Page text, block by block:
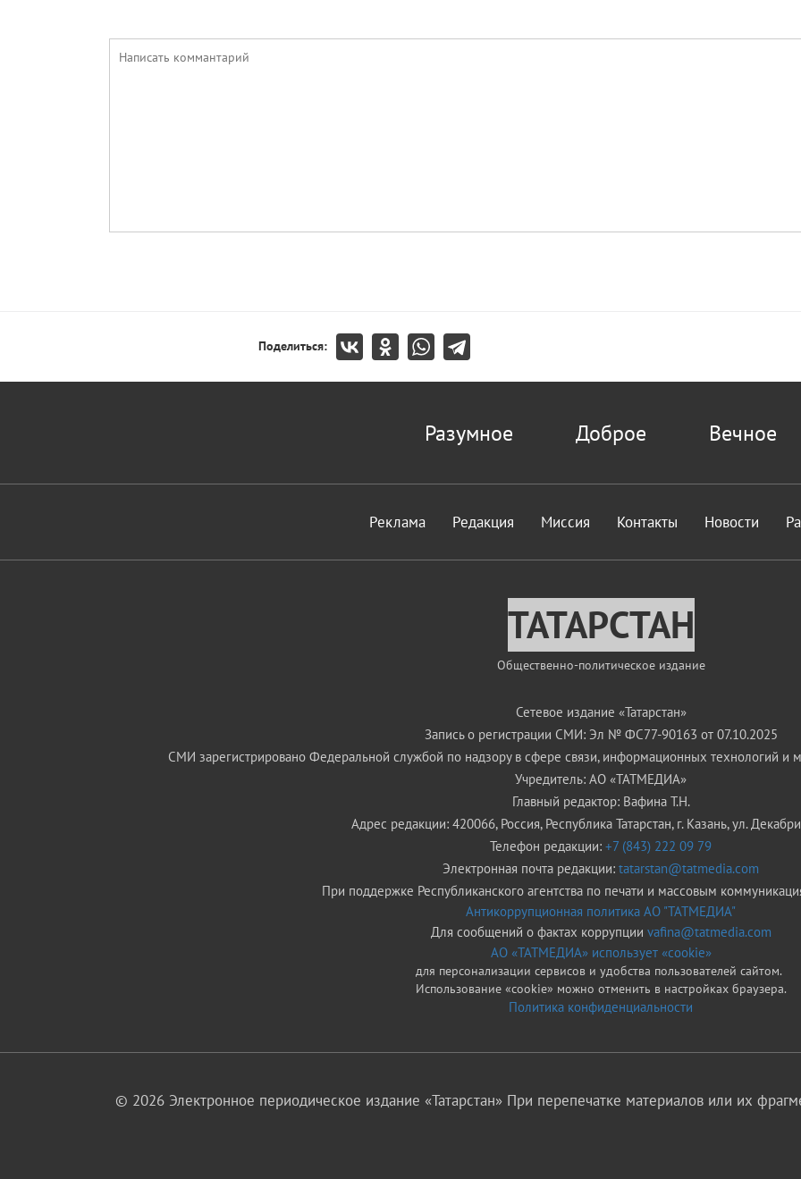
Поделиться:
Разумное Доброе Вечное
Реклама Редакция Миссия Контакты Новости
ТАТАРСТАН
Общественно-политическое издание
Сетевое издание «Татарстан»
Запись о регистрации СМИ: Эл № ФС77-90163 от 07.10.2025
СМИ зарегистрировано Федеральной службой по надзору в сфере связи, информационных технологий и
Учредитель: АО «ТАТМЕДИА»
Главный редактор: Вафина Т.Н.
Адрес редакции: 420066, Россия, Республика Татарстан, г. Казань, ул.
Телефон редакции: +7 (843) 222 09 79
Электронная почта редакции: tatarstan@tatmedia.com
При поддержке Республиканского агентства по печати и массовым
Антикоррупционная политика АО "ТАТМЕДИА"
Для сообщений о фактах коррупции vafina@tatmedia.com
АО «ТАТМЕДИА» использует «cookie»
для персонализации сервисов и удобства пользователей сайтом.
Использование «cookie» можно отменить в настройках браузера.
Политика конфиденциальности
© 2026 Электронное периодическое издание «Татарстан» При перепечатке материалов или их